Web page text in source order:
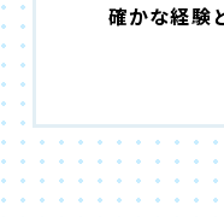
確かな経験